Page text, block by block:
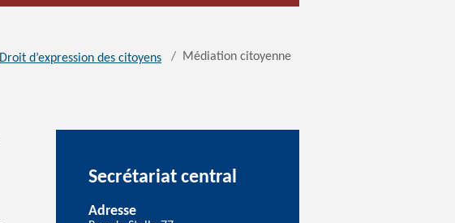
Droit d’expression des citoyens Médiation citoyenne
Secrétariat central
Adresse